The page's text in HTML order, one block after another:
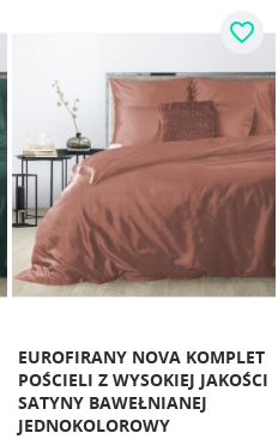
EUROFIRANY NOVA KOMPLET
POŚCIELI Z WYSOKIEJ JAKOŚCI
SATYNY BAWEŁNIANEJ
JEDNOKOLOROWY
favorite_border